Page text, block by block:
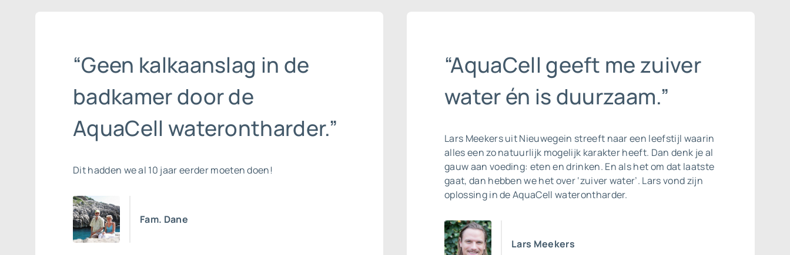
“Geen kalkaanslag in de
badkamer door de
AquaCell waterontharder.”
Dit hadden we al 10 jaar eerder moeten doen!
Fam. Dane
“AquaCell geeft me zuiver
water én is duurzaam.”
Lars Meekers uit Nieuwegein streeft naar een leefstijl waarin
alles een zo natuurlijk mogelijk karakter heeft. Dan denk je al
gauw aan voeding: eten en drinken. En als het om dat laatste
gaat, dan hebben we het over ‘zuiver water’. Lars vond zijn
oplossing in de AquaCell waterontharder.
Lars Meekers